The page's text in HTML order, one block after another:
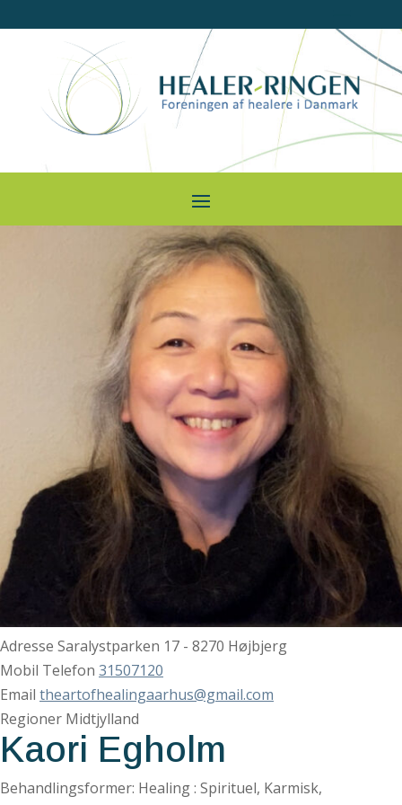
Adresse Saralystparken 17 - 8270 Højbjerg
Mobil Telefon 31507120
Email theartofhealingaarhus@gmail.com
Regioner Midtjylland
Kaori Egholm
Behandlingsformer: Healing : Spirituel, Karmisk,